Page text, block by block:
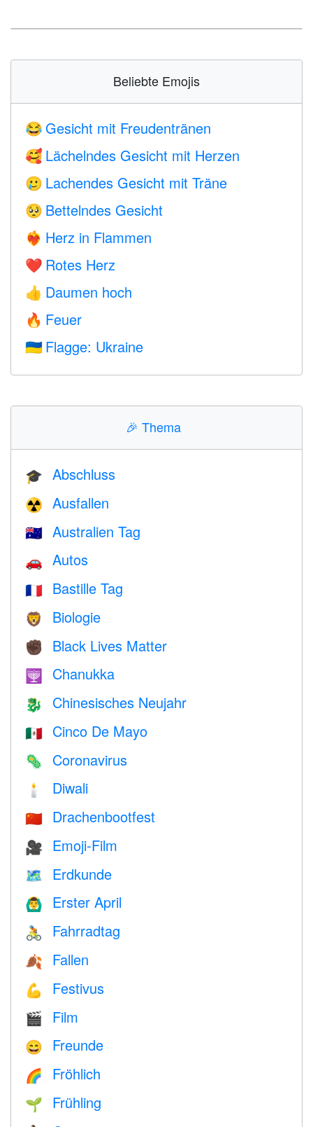
Beliebte Emojis
😂 Gesicht mit Freudentränen
🥰 Lächelndes Gesicht mit Herzen
🥲 Lachendes Gesicht mit Träne
🥺 Bettelndes Gesicht
❤️‍🔥 Herz in Flammen
❤️ Rotes Herz
👍 Daumen hoch
🔥 Feuer
🇺🇦 Flagge: Ukraine
🎉 Thema
🎓 Abschluss
☢️ Ausfallen
🇦🇺 Australien Tag
🚗 Autos
🇫🇷 Bastille Tag
🦁 Biologie
✊🏿 Black Lives Matter
🕎 Chanukka
🐉 Chinesisches Neujahr
🇲🇽 Cinco De Mayo
🦠 Coronavirus
🕯 Diwali
🇨🇳 Drachenbootfest
🎥 Emoji-Film
🗺 Erdkunde
🙆‍♂️ Erster April
🚴 Fahrradtag
🍂 Fallen
💪 Festivus
🎬 Film
😄 Freunde
🌈 Fröhlich
🌱 Frühling